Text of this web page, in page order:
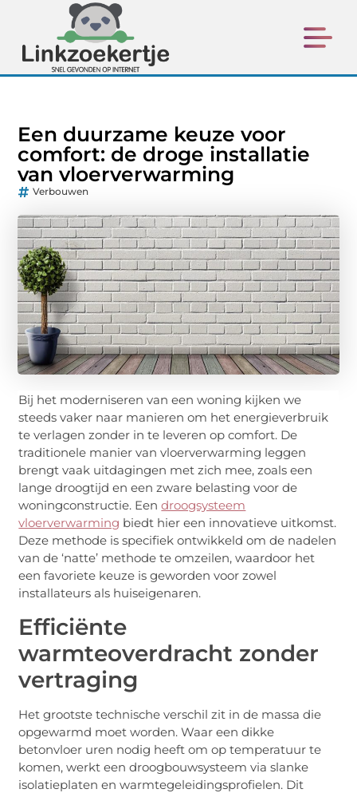
Een duurzame keuze voor
comfort: de droge installatie
van vloerverwarming
Verbouwen
Bij het moderniseren van een woning kijken we
steeds vaker naar manieren om het energieverbruik
te verlagen zonder in te leveren op comfort. De
traditionele manier van vloerverwarming leggen
brengt vaak uitdagingen met zich mee, zoals een
lange droogtijd en een zware belasting voor de
woningconstructie. Eendroogsysteem
vloerverwarming biedt hier een innovatieve uitkomst.
Deze methode is specifiek ontwikkeld om de nadelen
van de ‘natte’ methode te omzeilen, waardoor het
een favoriete keuze is geworden voor zowel
installateurs als huiseigenaren.
Efficiënte
warmteoverdracht zonder
vertraging
Het grootste technische verschil zit in de massa die
opgewarmd moet worden. Waar een dikke
betonvloer uren nodig heeft om op temperatuur te
komen, werkt een droogbouwsysteem via slanke
isolatieplaten en warmtegeleidingsprofielen. Dit